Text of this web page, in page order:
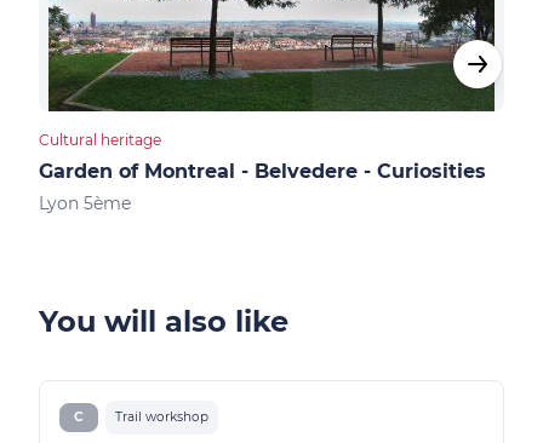
Cultural heritage
Garden of Montreal - Belvedere - Curiosities
Lyon 5ème
You will also like
C Trail workshop